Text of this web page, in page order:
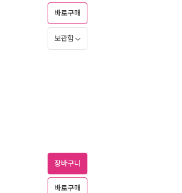
바로구매
보관함
장바구니
바로구매